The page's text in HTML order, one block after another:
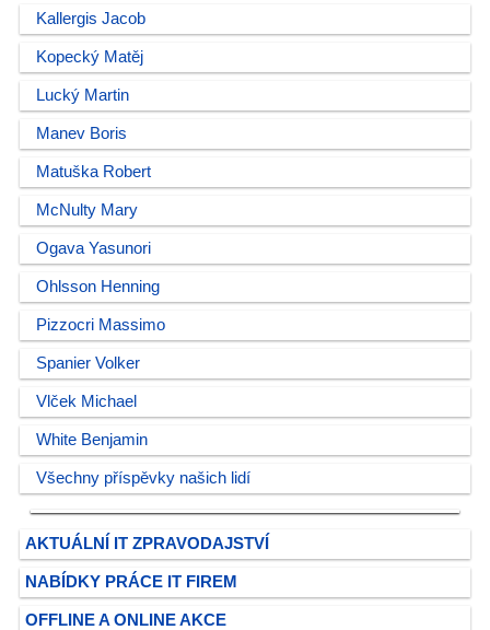
Kallergis Jacob
Kopecký Matěj
Lucký Martin
Manev Boris
Matuška Robert
McNulty Mary
Ogava Yasunori
Ohlsson Henning
Pizzocri Massimo
Spanier Volker
Vlček Michael
White Benjamin
Všechny příspěvky našich lidí
AKTUÁLNÍ IT ZPRAVODAJSTVÍ
NABÍDKY PRÁCE IT FIREM
OFFLINE A ONLINE AKCE